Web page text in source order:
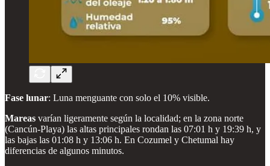
Fase lunar: Luna menguante con solo el 10% visible.
Mareas varían ligeramente según la localidad; en la zona norte
(Cancún-Playa) las altas principales rondan las 07:01 h y 19:39 h, y
las bajas las 01:08 h y 13:06 h. En Cozumel y Chetumal hay
diferencias de algunos minutos.